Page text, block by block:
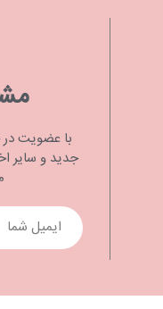
با عضویت در
جدید و سایر